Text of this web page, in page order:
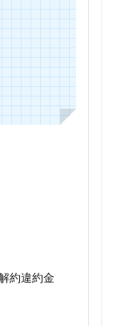
約違約金